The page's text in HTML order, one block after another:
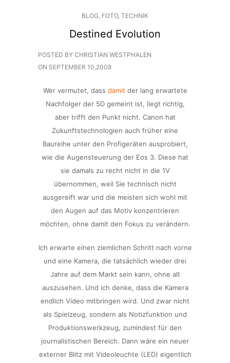
BLOG, FOTO, TECHNIK
Destined Evolution
POSTED BY CHRISTIAN WESTPHALEN
ON SEPTEMBER 10,2008
Wer vermutet, dass damit der lang erwartete
Nachfolger der 5D gemeint ist, liegt richtig,
aber trifft den Punkt nicht. Canon hat
Zukunftstechnologien auch früher eine
Baureihe unter den Profigeräten ausprobiert,
wie die Augensteuerung der Eos 3. Diese hat
sie damals zu recht nicht in die 1V
übernommen, weil Sie technisch nicht
ausgereift war und die meisten sich wohl mit
den Augen auf das Motiv konzentrieren
möchten, ohne damit den Fokus zu verändern.
Ich erwarte einen ziemlichen Schritt nach vorne
und eine Kamera, die tatsächlich wieder drei
Jahre auf dem Markt sein kann, ohne alt
auszusehen. Und ich denke, dass die Kamera
endlich Video mitbringen wird. Und zwar nicht
als Spielzeug, sondern als Notizfunktion und
Produktionswerkzeug, zumindest für den
journalistischen Bereich. Dann wäre ein neuer
externer Blitz mit Videoleuchte (LED) eigentlich